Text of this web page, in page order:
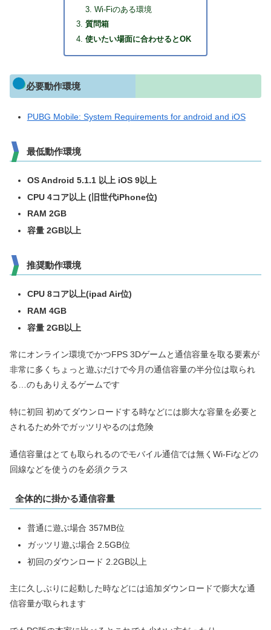
Wi-Fiのある環境
質問箱
使いたい場面に合わせるとOK
必要動作環境
PUBG Mobile: System Requirements for android and iOS
最低動作環境
OS Android 5.1.1 以上 iOS 9以上
CPU 4コア以上 (旧世代iPhone位)
RAM 2GB
容量 2GB以上
推奨動作環境
CPU 8コア以上(ipad Air位)
RAM 4GB
容量 2GB以上
常にオンライン環境でかつFPS 3Dゲームと通信容量を取る要素が
非常に多くちょっと遊ぶだけで今月の通信容量の半分位は取られ
る…のもありえるゲームです
特に初回 初めてダウンロードする時などには膨大な容量を必要と
されるため外でガッツリやるのは危険
通信容量はとても取られるのでモバイル通信では無くWi-Fiなどの
回線などを使うのを必須クラス
全体的に掛かる通信容量
普通に遊ぶ場合 357MB位
ガッツリ遊ぶ場合 2.5GB位
初回のダウンロード 2.2GB以上
主に久しぶりに起動した時などには追加ダウンロードで膨大な通
信容量が取られます